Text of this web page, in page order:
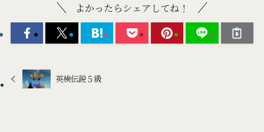
よかったらシェアしてね！
英検伝説５級